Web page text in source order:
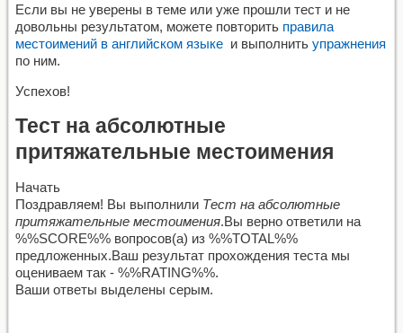
Если вы не уверены в теме или уже прошли тест и не
довольны результатом, можете повторить правила
местоимений в английском языке и выполнить упражнения
по ним.
Успехов!
Тест на абсолютные
притяжательные местоимения
Начать
Поздравляем! Вы выполнили Тест на абсолютные
притяжательные местоимения.Вы верно ответили на
%%SCORE%% вопросов(а) из %%TOTAL%%
предложенных.Ваш результат прохождения теста мы
оцениваем так - %%RATING%%.
Ваши ответы выделены серым.